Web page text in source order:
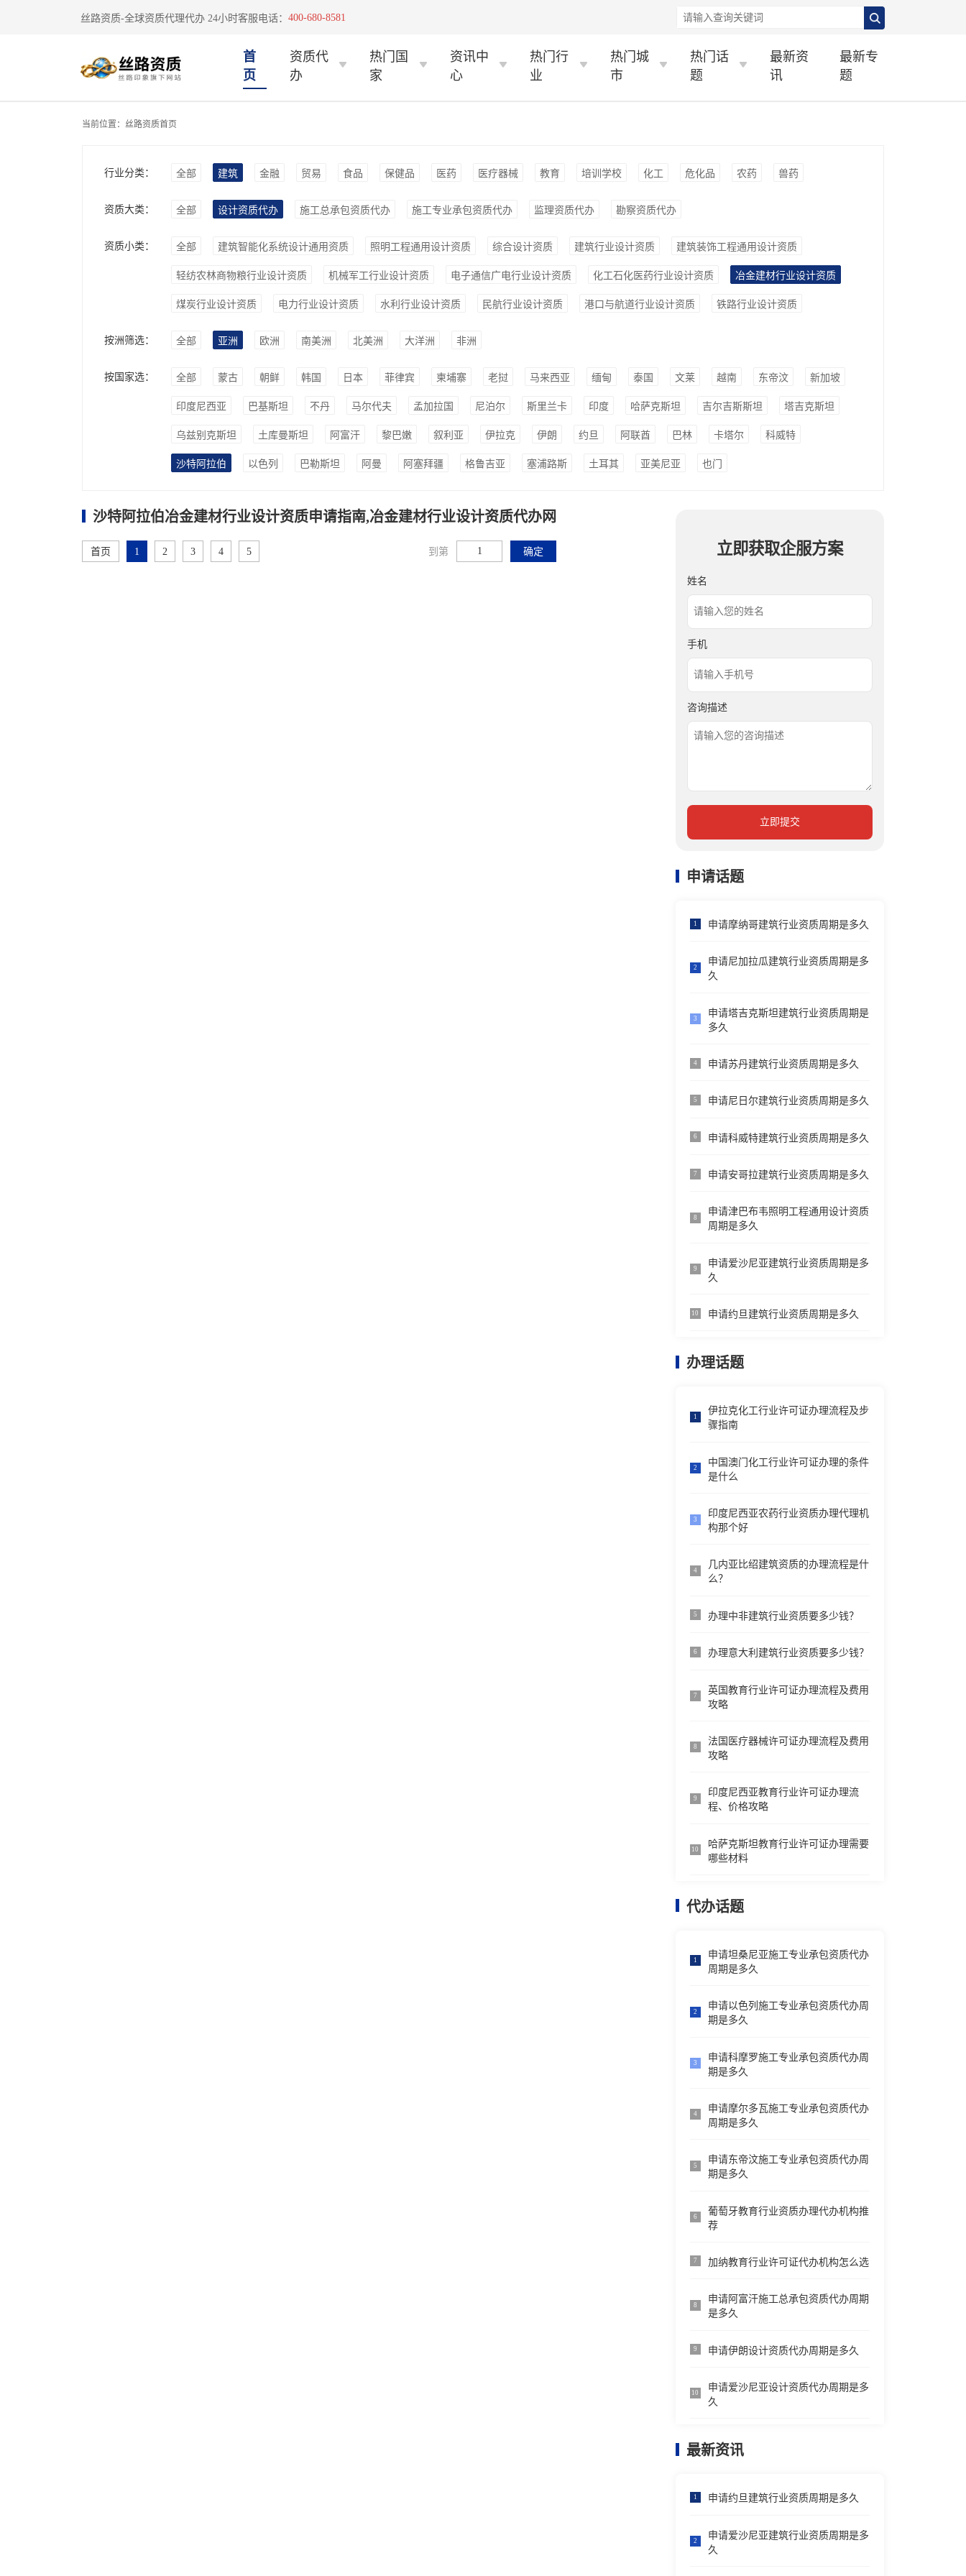
丝路资质-全球资质代理代办 24小时客服电话： 400-680-8581
首
页
资质代
办
热门国
家
资讯中
心
热门行
业
热门城
市
热门话
题
最新资
讯
最新专
题
当前位置： 丝路资质首页
行业分类： 全部 建筑 金融 贸易 食品 保健品 医药 医疗器械 教育 培训学校 化工 危化品 农药 兽药
资质大类： 全部 设计资质代办 施工总承包资质代办 施工专业承包资质代办 监理资质代办 勘察资质代办
资质小类： 全部 建筑智能化系统设计通用资质 照明工程通用设计资质 综合设计资质 建筑行业设计资质 建筑装饰工程通用设计资质
轻纺农林商物粮行业设计资质 机械军工行业设计资质 电子通信广电行业设计资质 化工石化医药行业设计资质 冶金建材行业设计资质
煤炭行业设计资质 电力行业设计资质 水利行业设计资质 民航行业设计资质 港口与航道行业设计资质 铁路行业设计资质
按洲筛选： 全部 亚洲 欧洲 南美洲 北美洲 大洋洲 非洲
按国家选： 全部 蒙古 朝鲜 韩国 日本 菲律宾 柬埔寨 老挝 马来西亚 缅甸 泰国 文莱 越南 东帝汶 新加坡
印度尼西亚 巴基斯坦 不丹 马尔代夫 孟加拉国 尼泊尔 斯里兰卡 印度 哈萨克斯坦 吉尔吉斯斯坦 塔吉克斯坦
乌兹别克斯坦 土库曼斯坦 阿富汗 黎巴嫩 叙利亚 伊拉克 伊朗 约旦 阿联酋 巴林 卡塔尔 科威特
沙特阿拉伯 以色列 巴勒斯坦 阿曼 阿塞拜疆 格鲁吉亚 塞浦路斯 土耳其 亚美尼亚 也门
沙特阿拉伯冶金建材行业设计资质申请指南,冶金建材行业设计资质代办网
首页 1 2 3 4 5 到第 确定 立即获取企服方案
姓名
手机
咨询描述
立即提交
申请话题
1 申请摩纳哥建筑行业资质周期是多久
2
申请尼加拉瓜建筑行业资质周期是多
久
3
申请塔吉克斯坦建筑行业资质周期是
多久
4 申请苏丹建筑行业资质周期是多久
5 申请尼日尔建筑行业资质周期是多久
6 申请科威特建筑行业资质周期是多久
7 申请安哥拉建筑行业资质周期是多久
8
申请津巴布韦照明工程通用设计资质
周期是多久
9
申请爱沙尼亚建筑行业资质周期是多
久
10 申请约旦建筑行业资质周期是多久
办理话题
1
伊拉克化工行业许可证办理流程及步
骤指南
2
中国澳门化工行业许可证办理的条件
是什么
3
印度尼西亚农药行业资质办理代理机
构那个好
4
几内亚比绍建筑资质的办理流程是什
么？
5 办理中非建筑行业资质要多少钱？
6 办理意大利建筑行业资质要多少钱？
7
英国教育行业许可证办理流程及费用
攻略
8
法国医疗器械许可证办理流程及费用
攻略
9
印度尼西亚教育行业许可证办理流
程、价格攻略
10
哈萨克斯坦教育行业许可证办理需要
哪些材料
代办话题
1
申请坦桑尼亚施工专业承包资质代办
周期是多久
2
申请以色列施工专业承包资质代办周
期是多久
3
申请科摩罗施工专业承包资质代办周
期是多久
4
申请摩尔多瓦施工专业承包资质代办
周期是多久
5
申请东帝汶施工专业承包资质代办周
期是多久
6
葡萄牙教育行业资质办理代办机构推
荐
7 加纳教育行业许可证代办机构怎么选
8
申请阿富汗施工总承包资质代办周期
是多久
9 申请伊朗设计资质代办周期是多久
10
申请爱沙尼亚设计资质代办周期是多
久
最新资讯
1 申请约旦建筑行业资质周期是多久
2
申请爱沙尼亚建筑行业资质周期是多
久